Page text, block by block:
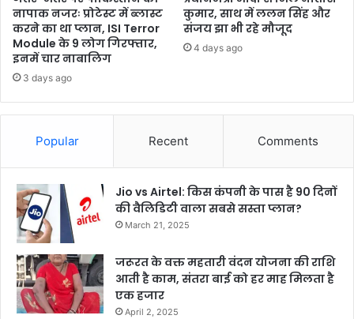
नापाक नजरः प्रोटेस्ट में ब्लास्ट
करने का था प्लान, ISI Terror
Module के 9 लोग गिरफ्तार,
इनमें चार नाबालिग
3 days ago
कुमार, साथ में ललन सिंह और
संजय झा भी रहे मौजूद
4 days ago
Popular Recent Comments
Jio vs Airtel: किस कंपनी के पास है 90 दिनों
की वैलिडिटी वाला सबसे सस्ता प्लान?
March 21, 2025
जरूरत के वक्त महतारी वंदन योजना की राशि
आती है काम, संतरा बाई को हर माह मिलता है
एक हजार
April 2, 2025